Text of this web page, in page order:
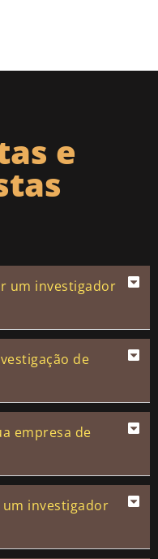
e
um investigador
de
empresa de
um investigador